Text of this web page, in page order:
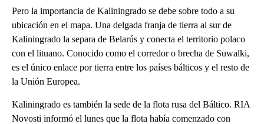
Pero la importancia de Kaliningrado se debe sobre todo a su
ubicación en el mapa. Una delgada franja de tierra al sur de
Kaliningrado la separa de Belarús y conecta el territorio polaco
con el lituano. Conocido como el corredor o brecha de Suwalki,
es el único enlace por tierra entre los países bálticos y el resto de
la Unión Europea.
Kaliningrado es también la sede de la flota rusa del Báltico. RIA
Novosti informó el lunes que la flota había comenzado con